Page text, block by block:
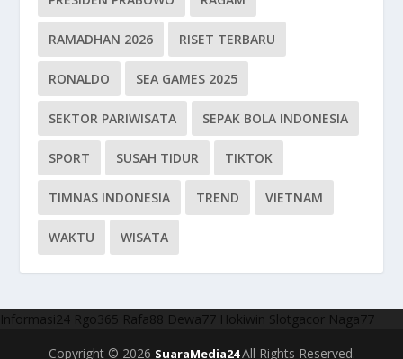
RAMADHAN 2026 RISET TERBARU
RONALDO SEA GAMES 2025
SEKTOR PARIWISATA SEPAK BOLA INDONESIA
SPORT SUSAH TIDUR TIKTOK
TIMNAS INDONESIA TREND VIETNAM
WAKTU WISATA
Informasi24 Rgo365 Rafa88 Dewa77 Hokiwin Slotgacor Naga77
Copyright © 2026 SuaraMedia24All Rights Reserved.